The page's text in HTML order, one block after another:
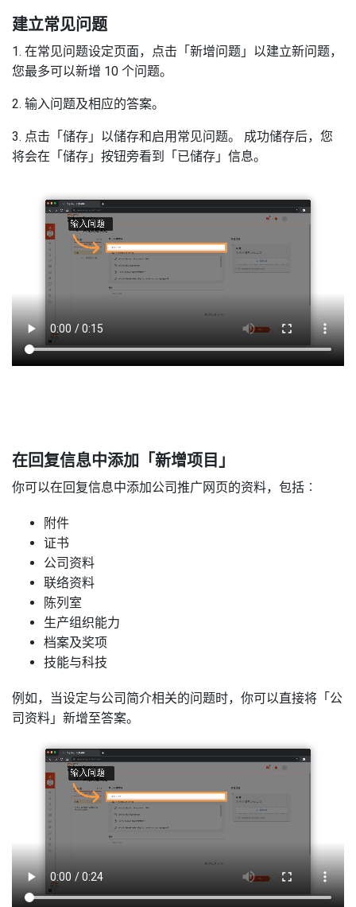
建立常见问题
1. 在常见问题设定页面，点击「新增问题」以建立新问题，
您最多可以新增 10 个问题。
2. 输入问题及相应的答案。
3. 点击「储存」以储存和启用常见问题。 成功储存后，您
将会在「储存」按钮旁看到「已储存」信息。
在回复信息中添加「新增项目」
你可以在回复信息中添加公司推广网页的资料，包括︰
附件
证书
公司资料
联络资料
陈列室
生产组织能力
档案及奖项
技能与科技
例如，当设定与公司简介相关的问题时，你可以直接将「公
司资料」新增至答案。